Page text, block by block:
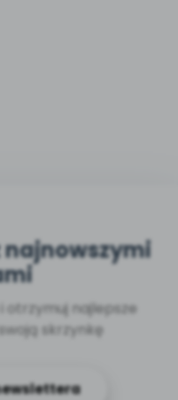
najnowszymi
otrzymuj najlepsze
skrzynkę